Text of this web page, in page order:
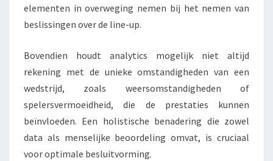
elementen in overweging nemen bij het nemen van
beslissingen over de line-up.
Bovendien houdt analytics mogelijk niet altijd
rekening met de unieke omstandigheden van een
wedstrijd, zoals weersomstandigheden of
spelersvermoeidheid, die de prestaties kunnen
beïnvloeden. Een holistische benadering die zowel
data als menselijke beoordeling omvat, is cruciaal
voor optimale besluitvorming.